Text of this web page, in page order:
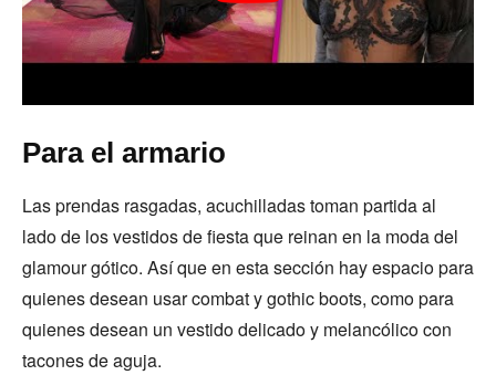
Para el armario
Las prendas rasgadas, acuchilladas toman partida al
lado de los vestidos de fiesta que reinan en la moda del
glamour gótico. Así que en esta sección hay espacio para
quienes desean usar combat y gothic boots, como para
quienes desean un vestido delicado y melancólico con
tacones de aguja.